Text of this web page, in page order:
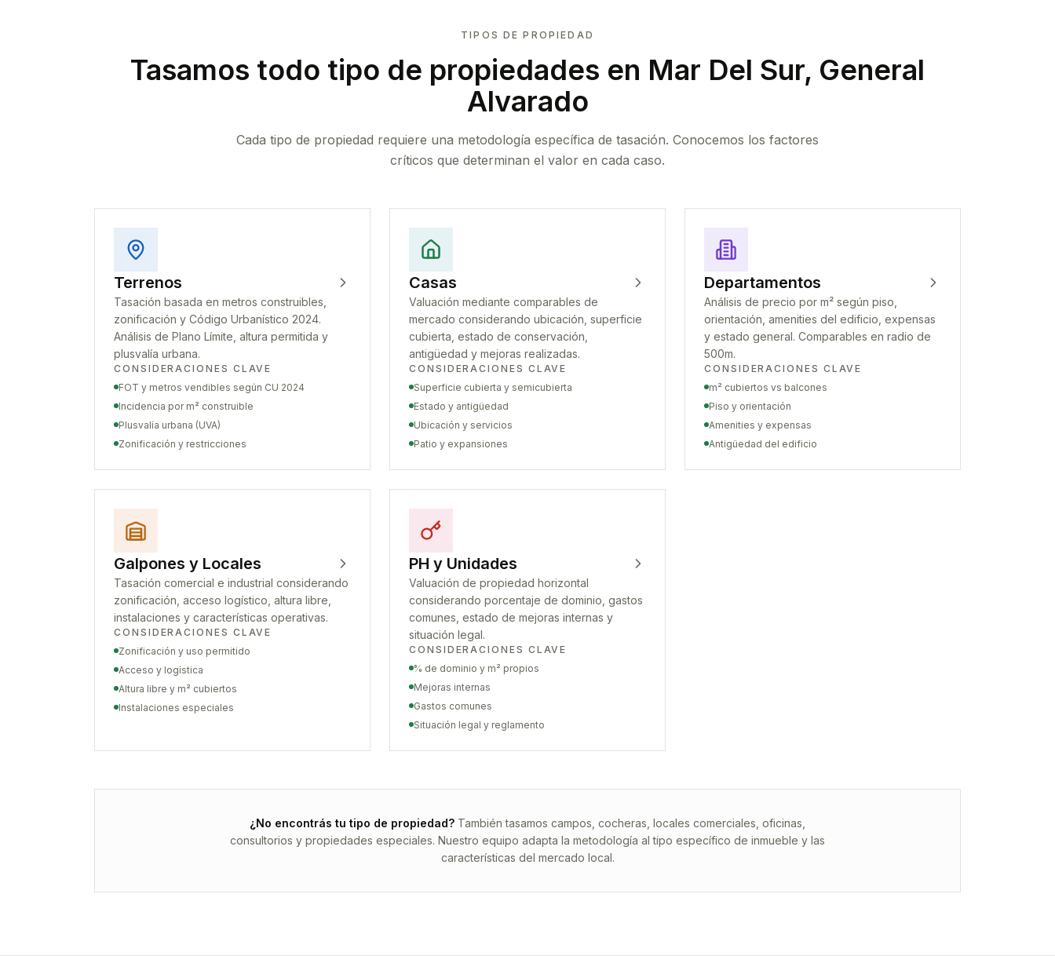
TIPOS DE PROPIEDAD
Tasamos todo tipo de propiedades en Mar Del Sur, General
Alvarado
Cada tipo de propiedad requiere una metodología específica de tasación. Conocemos los factores
críticos que determinan el valor en cada caso.
Terrenos
Tasación basada en metros construibles,
zonificación y Código Urbanístico 2024.
Análisis de Plano Límite, altura permitida y
plusvalía urbana.
CONSIDERACIONES CLAVE
FOT y metros vendibles según CU 2024
Incidencia por m² construible
Plusvalía urbana (UVA)
Zonificación y restricciones
Casas
Valuación mediante comparables de
mercado considerando ubicación, superficie
cubierta, estado de conservación,
antigüedad y mejoras realizadas.
CONSIDERACIONES CLAVE
Superficie cubierta y semicubierta
Estado y antigüedad
Ubicación y servicios
Patio y expansiones
Departamentos
Análisis de precio por m² según piso,
orientación, amenities del edificio, expensas
y estado general. Comparables en radio de
500m.
CONSIDERACIONES CLAVE
m² cubiertos vs balcones
Piso y orientación
Amenities y expensas
Antigüedad del edificio
Galpones y Locales
Tasación comercial e industrial considerando
zonificación, acceso logístico, altura libre,
instalaciones y características operativas.
CONSIDERACIONES CLAVE
Zonificación y uso permitido
Acceso y logística
Altura libre y m² cubiertos
Instalaciones especiales
PH y Unidades
Valuación de propiedad horizontal
considerando porcentaje de dominio, gastos
comunes, estado de mejoras internas y
situación legal.
CONSIDERACIONES CLAVE
% de dominio y m² propios
Mejoras internas
Gastos comunes
Situación legal y reglamento
¿No encontrás tu tipo de propiedad? También tasamos campos, cocheras, locales comerciales, oficinas,
consultorios y propiedades especiales. Nuestro equipo adapta la metodología al tipo específico de inmueble y las
características del mercado local.